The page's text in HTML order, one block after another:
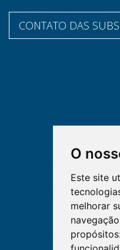
O
Este site
melhorar
CONTATO DAS